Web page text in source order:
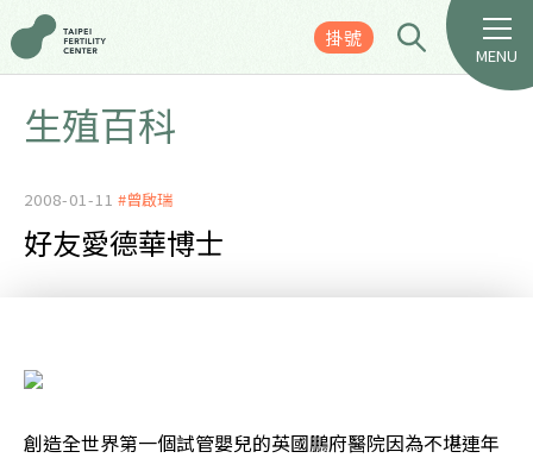
掛號
MENU
生殖百科
2008-01-11 #曾啟瑞
好友愛德華博士
創造全世界第一個試管嬰兒的英國鵬府醫院因為不堪連年